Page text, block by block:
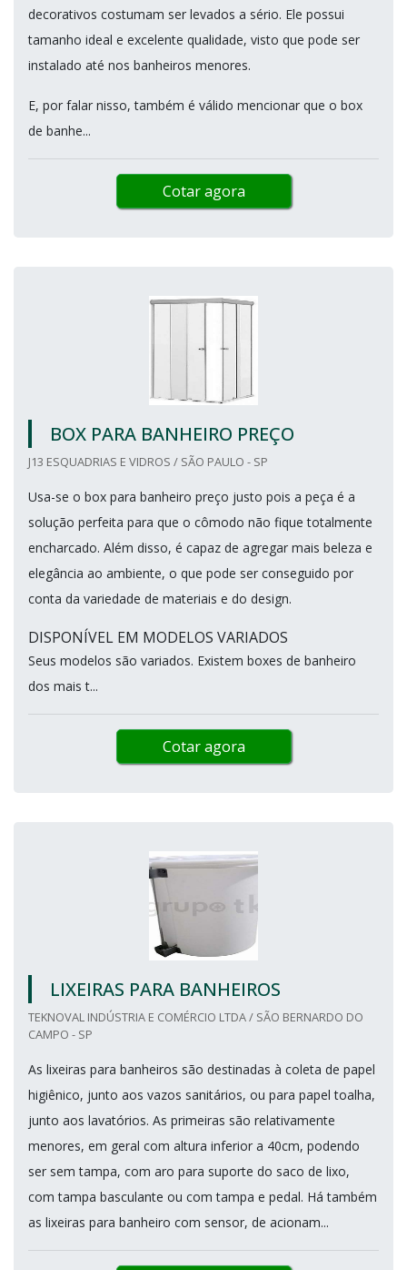
decorativos costumam ser levados a sério. Ele possui
tamanho ideal e excelente qualidade, visto que pode ser
instalado até nos banheiros menores.
E, por falar nisso, também é válido mencionar que o box
de banhe...
Cotar agora
BOX PARA BANHEIRO PREÇO
J13 ESQUADRIAS E VIDROS / SÃO PAULO - SP
Usa-se o box para banheiro preço justo pois a peça é a
solução perfeita para que o cômodo não fique totalmente
encharcado. Além disso, é capaz de agregar mais beleza e
elegância ao ambiente, o que pode ser conseguido por
conta da variedade de materiais e do design.
DISPONÍVEL EM MODELOS VARIADOS
Seus modelos são variados. Existem boxes de banheiro
dos mais t...
Cotar agora
LIXEIRAS PARA BANHEIROS
TEKNOVAL INDÚSTRIA E COMÉRCIO LTDA / SÃO BERNARDO DO
CAMPO - SP
As lixeiras para banheiros são destinadas à coleta de papel
higiênico, junto aos vazos sanitários, ou para papel toalha,
junto aos lavatórios. As primeiras são relativamente
menores, em geral com altura inferior a 40cm, podendo
ser sem tampa, com aro para suporte do saco de lixo,
com tampa basculante ou com tampa e pedal. Há também
as lixeiras para banheiro com sensor, de acionam...